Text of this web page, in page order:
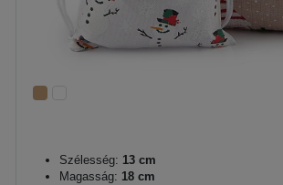
Szélesség: 13 cm
Magasság: 18 cm